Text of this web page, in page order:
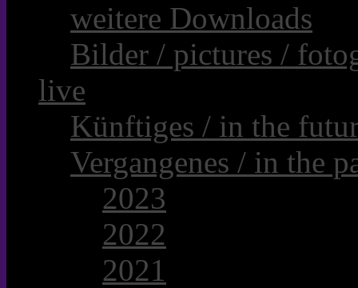
weitere Downloads
Bilder / pictures /
live
Künftiges / in the
Vergangenes / in the
2023
2022
2021